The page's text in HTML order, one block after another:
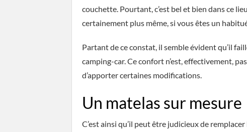
couchette. Pourtant, c’est bel et bien dans ce
certainement plus même, si vous êtes un
Partant de ce constat, il semble évident qu’il
camping-car. Ce confort n’est, effectivement,
d’apporter certaines modifications.
Un matelas sur mesure
C’est ainsi qu’il peut être judicieux de